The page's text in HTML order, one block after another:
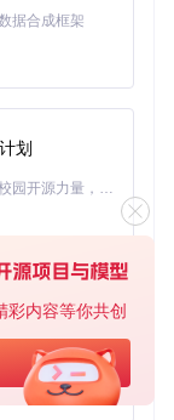
彩内容等你共创
，你会踩得更深
，你会松油门
的控制直觉，
器制作一个简
热元件的功率来
定性和响应速
通方式
与无人机交互？
了可能，让无
成为每个人都能
据合成框架
划
「源启盛夏」暑期校园开发者成长计划旨在激活校园开源力量，通过积分激励、认证扶持、资源倾斜等形式，引导高校组织和开发者完成「入驻 — 建项目 — 做贡献 — 获认证 — 得资源」的完整闭环。无论你是想带领社团入驻平台的组织者，还是希望用代码贡献证明自己的开发者，都能在这里找到属于你的成长路径。
基于Python的Xiaozhi AI，适用于想要完整Xiaozhi体验而无需拥有专用硬件的用户。